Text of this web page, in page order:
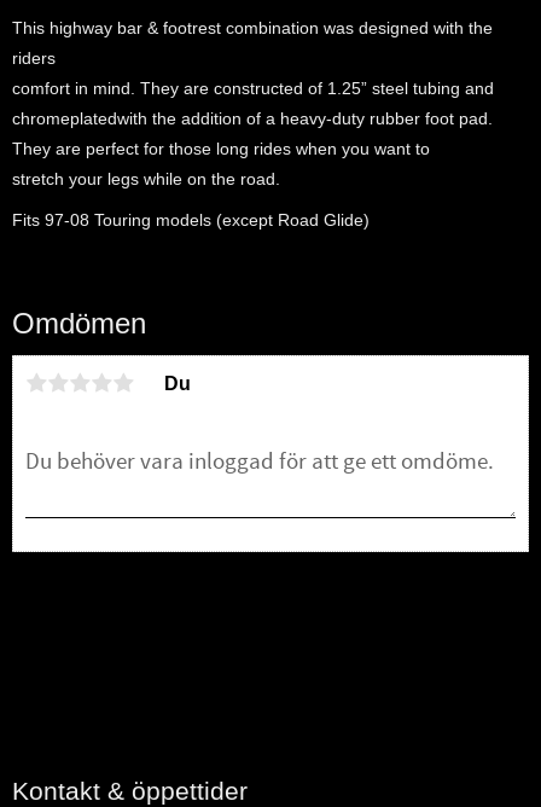
This highway bar & footrest combination was designed with the
riders
comfort in mind. They are constructed of 1.25” steel tubing and
chromeplatedwith the addition of a heavy-duty rubber foot pad.
They are perfect for those long rides when you want to
stretch your legs while on the road.
Fits 97-08 Touring models (except Road Glide)
Omdömen
Du
Kontakt & öppettider